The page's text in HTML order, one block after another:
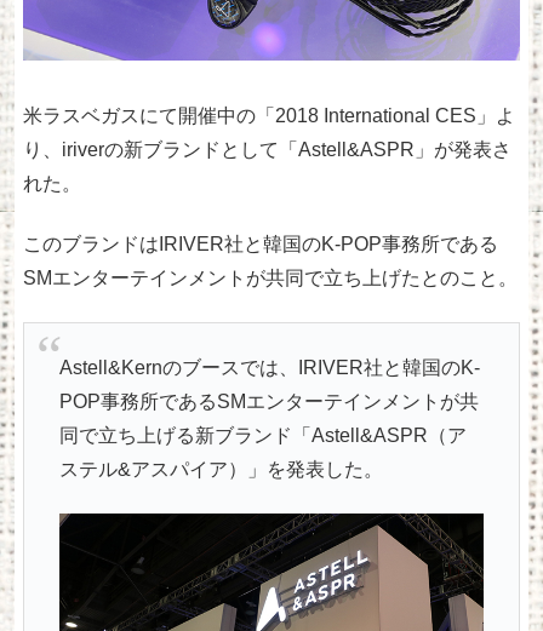
米ラスベガスにて開催中の「2018 International CES」よ
り、iriverの新ブランドとして「Astell&ASPR」が発表さ
れた。
このブランドはIRIVER社と韓国のK-POP事務所である
SMエンターテインメントが共同で立ち上げたとのこと。
Astell&Kernのブースでは、IRIVER社と韓国のK-
POP事務所であるSMエンターテインメントが共
同で立ち上げる新ブランド「Astell&ASPR（ア
ステル&アスパイア）」を発表した。